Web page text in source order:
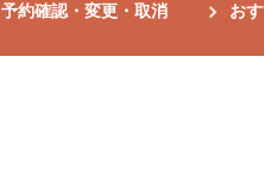
予約確認・変更・取消 お